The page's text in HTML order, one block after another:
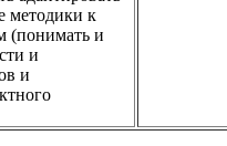
методики к
(понимать и
и
и